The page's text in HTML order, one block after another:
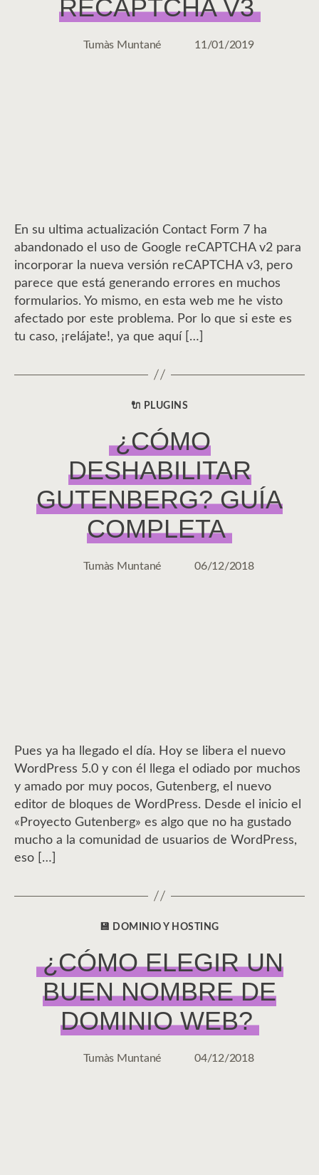
RECAPTCHA V3
Autor
Tumàs Muntané
Fecha
11/01/2019
En su ultima actualización Contact Form 7 ha
abandonado el uso de Google reCAPTCHA v2 para
incorporar la nueva versión reCAPTCHA v3, pero
parece que está generando errores en muchos
formularios. Yo mismo, en esta web me he visto
afectado por este problema. Por lo que si este es
tu caso, ¡relájate!, ya que aquí […]
CATEGORÍAS
🔌 PLUGINS
¿CÓMO
DESHABILITAR
GUTENBERG? GUÍA
COMPLETA
Autor
Tumàs Muntané
Fecha
06/12/2018
Pues ya ha llegado el día. Hoy se libera el nuevo
WordPress 5.0 y con él llega el odiado por muchos
y amado por muy pocos, Gutenberg, el nuevo
editor de bloques de WordPress. Desde el inicio el
«Proyecto Gutenberg» es algo que no ha gustado
mucho a la comunidad de usuarios de WordPress,
eso […]
CATEGORÍAS
💾 DOMINIO Y HOSTING
¿CÓMO ELEGIR UN
BUEN NOMBRE DE
DOMINIO WEB?
Autor
Tumàs Muntané
Fecha
04/12/2018